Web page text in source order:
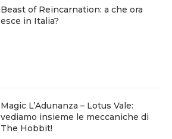
Beast of Reincarnation: a che ora
esce in Italia?
Magic L’Adunanza – Lotus Vale:
vediamo insieme le meccaniche di
The Hobbit!